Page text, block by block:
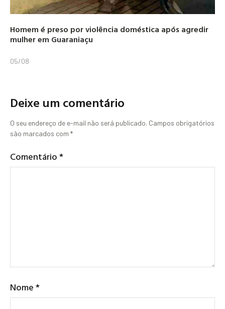
Homem é preso por violência doméstica após agredir
mulher em Guaraniaçu
05/08
Deixe um comentário
O seu endereço de e-mail não será publicado. Campos obrigatórios
são marcados com *
Comentário*
Nome*